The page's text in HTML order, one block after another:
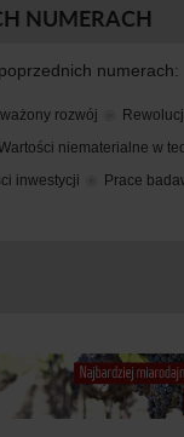
NUMERACH
numerach:
rozwój
niematerialne w
inwestycji
Prace